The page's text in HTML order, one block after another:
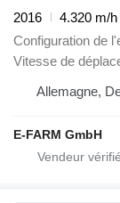
2016
4.320 m/h
Configuration de
Vitesse de
Allemagne,
E-FARM GmbH